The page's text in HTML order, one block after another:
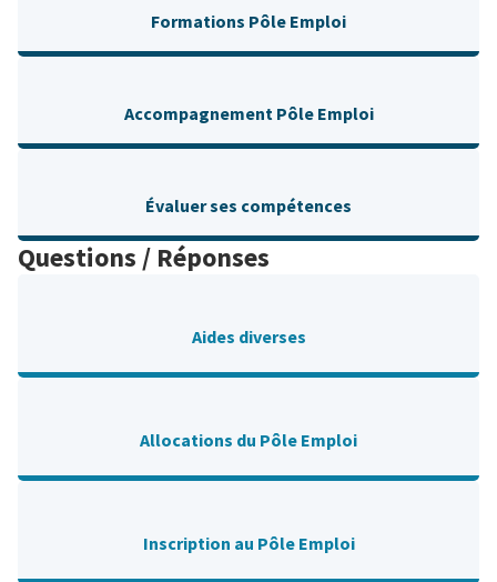
Formations Pôle Emploi
Accompagnement Pôle Emploi
Évaluer ses compétences
Questions / Réponses
Aides diverses
Allocations du Pôle Emploi
Inscription au Pôle Emploi